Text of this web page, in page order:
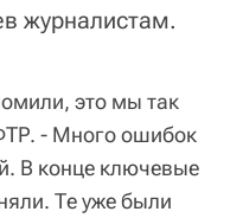
журналистам.
это мы так
- Много ошибок
В конце ключевые
Те уже были